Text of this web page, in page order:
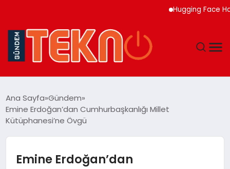
Hugging Face
GÜNDEM
Ana Sayfa Gündem
Emine Erdoğan’dan Cumhurbaşkanlığı Millet
Kütüphanesi’ne Övgü
Emine Erdoğan’dan